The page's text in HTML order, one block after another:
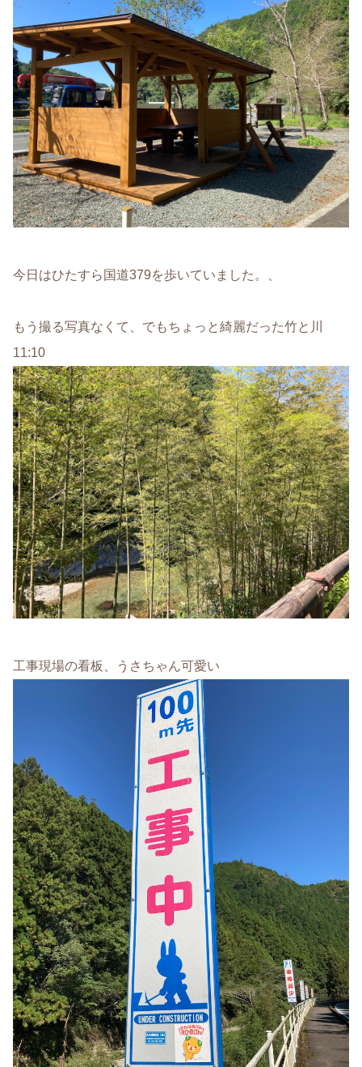
今日はひたすら国道379を歩いていました。、
もう撮る写真なくて、でもちょっと綺麗だった竹と川
11:10
工事現場の看板、うさちゃん可愛い